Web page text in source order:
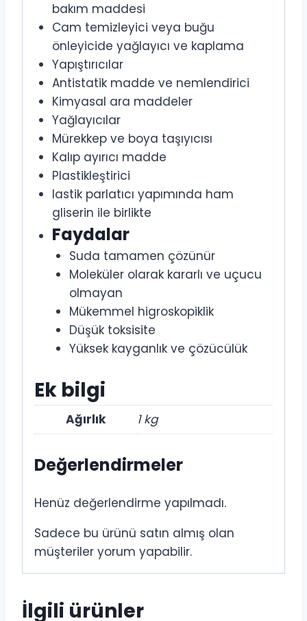
bakım maddesi
Cam temizleyici veya buğu
önleyicide yağlayıcı ve kaplama
Yapıştırıcılar
Antistatik madde ve nemlendirici
Kimyasal ara maddeler
Yağlayıcılar
Mürekkep ve boya taşıyıcısı
Kalıp ayırıcı madde
Plastikleştirici
lastik parlatıcı yapımında ham
gliserin ile birlikte
Faydalar
Suda tamamen çözünür
Moleküler olarak kararlı ve uçucu
olmayan
Mükemmel higroskopiklik
Düşük toksisite
Yüksek kayganlık ve çözücülük
Ek bilgi
Ağırlık 1 kg
Değerlendirmeler
Henüz değerlendirme yapılmadı.
Sadece bu ürünü satın almış olan
müşteriler yorum yapabilir.
İlgili ürünler